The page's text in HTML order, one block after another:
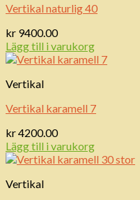
Vertikal naturlig 40
kr 9400.00
Lägg till i varukorg
Vertikal
Vertikal karamell 7
kr4200.00
Lägg till i varukorg
Vertikal